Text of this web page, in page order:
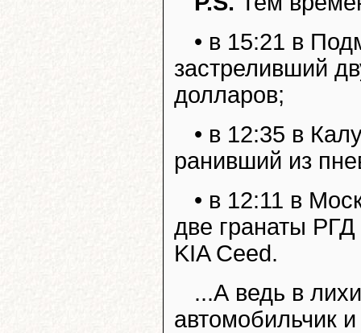
• в 15:21 в
застреливший
долларов;
• в 12:35 в
ранивший из
• в 12:11 в
две гранаты РГД
KIA Ceed.
...А ведь в
автомобильчик